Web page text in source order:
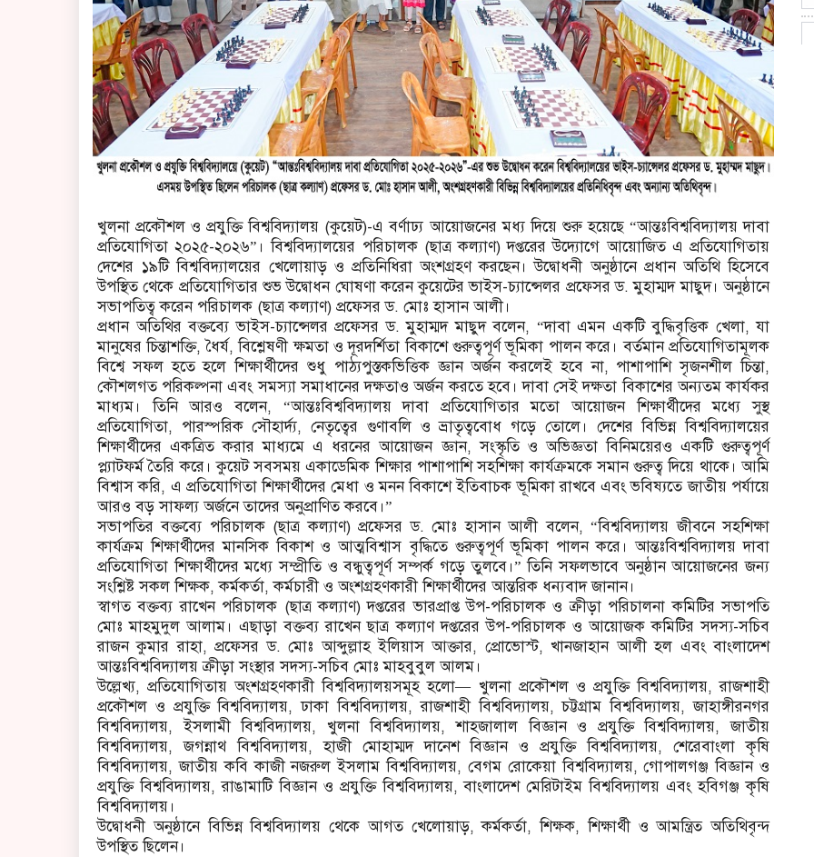
খুলনা প্রকৌশল ও প্রযুক্তি বিশ্ববিদ্যালয় (কুয়েট)-এ বর্ণাঢ্য আয়োজনের মধ্য দিয়ে শুরু হয়েছে “আন্তঃবিশ্ববিদ্যালয় দাবা
প্রতিযোগিতা ২০২৫-২০২৬”। বিশ্ববিদ্যালয়ের পরিচালক (ছাত্র কল্যাণ) দপ্তরের উদ্যোগে আয়োজিত এ প্রতিযোগিতায়
দেশের ১৯টি বিশ্ববিদ্যালয়ের খেলোয়াড় ও প্রতিনিধিরা অংশগ্রহণ করছেন। উদ্বোধনী অনুষ্ঠানে প্রধান অতিথি হিসেবে
উপস্থিত থেকে প্রতিযোগিতার শুভ উদ্বোধন ঘোষণা করেন কুয়েটের ভাইস-চ্যান্সেলর প্রফেসর ড. মুহাম্মদ মাছুদ। অনুষ্ঠানে
সভাপতিত্ব করেন পরিচালক (ছাত্র কল্যাণ) প্রফেসর ড. মোঃ হাসান আলী।
প্রধান অতিথির বক্তব্যে ভাইস-চ্যান্সেলর প্রফেসর ড. মুহাম্মদ মাছুদ বলেন, “দাবা এমন একটি বুদ্ধিবৃত্তিক খেলা, যা
মানুষের চিন্তাশক্তি, ধৈর্য, বিশ্লেষণী ক্ষমতা ও দূরদর্শিতা বিকাশে গুরুত্বপূর্ণ ভূমিকা পালন করে। বর্তমান প্রতিযোগিতামূলক
বিশ্বে সফল হতে হলে শিক্ষার্থীদের শুধু পাঠ্যপুস্তকভিত্তিক জ্ঞান অর্জন করলেই হবে না, পাশাপাশি সৃজনশীল চিন্তা,
কৌশলগত পরিকল্পনা এবং সমস্যা সমাধানের দক্ষতাও অর্জন করতে হবে। দাবা সেই দক্ষতা বিকাশের অন্যতম কার্যকর
মাধ্যম। তিনি আরও বলেন, “আন্তঃবিশ্ববিদ্যালয় দাবা প্রতিযোগিতার মতো আয়োজন শিক্ষার্থীদের মধ্যে সুস্থ
প্রতিযোগিতা, পারস্পরিক সৌহার্দ্য, নেতৃত্বের গুণাবলি ও ভ্রাতৃত্ববোধ গড়ে তোলে। দেশের বিভিন্ন বিশ্ববিদ্যালয়ের
শিক্ষার্থীদের একত্রিত করার মাধ্যমে এ ধরনের আয়োজন জ্ঞান, সংস্কৃতি ও অভিজ্ঞতা বিনিময়েরও একটি গুরুত্বপূর্ণ
প্ল্যাটফর্ম তৈরি করে। কুয়েট সবসময় একাডেমিক শিক্ষার পাশাপাশি সহশিক্ষা কার্যক্রমকে সমান গুরুত্ব দিয়ে থাকে। আমি
বিশ্বাস করি, এ প্রতিযোগিতা শিক্ষার্থীদের মেধা ও মনন বিকাশে ইতিবাচক ভূমিকা রাখবে এবং ভবিষ্যতে জাতীয় পর্যায়ে
আরও বড় সাফল্য অর্জনে তাদের অনুপ্রাণিত করবে।”
সভাপতির বক্তব্যে পরিচালক (ছাত্র কল্যাণ) প্রফেসর ড. মোঃ হাসান আলী বলেন, “বিশ্ববিদ্যালয় জীবনে সহশিক্ষা
কার্যক্রম শিক্ষার্থীদের মানসিক বিকাশ ও আত্মবিশ্বাস বৃদ্ধিতে গুরুত্বপূর্ণ ভূমিকা পালন করে। আন্তঃবিশ্ববিদ্যালয় দাবা
প্রতিযোগিতা শিক্ষার্থীদের মধ্যে সম্প্রীতি ও বন্ধুত্বপূর্ণ সম্পর্ক গড়ে তুলবে।” তিনি সফলভাবে অনুষ্ঠান আয়োজনের জন্য
সংশ্লিষ্ট সকল শিক্ষক, কর্মকর্তা, কর্মচারী ও অংশগ্রহণকারী শিক্ষার্থীদের আন্তরিক ধন্যবাদ জানান।
স্বাগত বক্তব্য রাখেন পরিচালক (ছাত্র কল্যাণ) দপ্তরের ভারপ্রাপ্ত উপ-পরিচালক ও ক্রীড়া পরিচালনা কমিটির সভাপতি
মোঃ মাহমুদুল আলাম। এছাড়া বক্তব্য রাখেন ছাত্র কল্যাণ দপ্তরের উপ-পরিচালক ও আয়োজক কমিটির সদস্য-সচিব
রাজন কুমার রাহা, প্রফেসর ড. মোঃ আব্দুল্লাহ ইলিয়াস আক্তার, প্রোভোস্ট, খানজাহান আলী হল এবং বাংলাদেশ
আন্তঃবিশ্ববিদ্যালয় ক্রীড়া সংস্থার সদস্য-সচিব মোঃ মাহবুবুল আলম।
উল্লেখ্য, প্রতিযোগিতায় অংশগ্রহণকারী বিশ্ববিদ্যালয়সমূহ হলো— খুলনা প্রকৌশল ও প্রযুক্তি বিশ্ববিদ্যালয়, রাজশাহী
প্রকৌশল ও প্রযুক্তি বিশ্ববিদ্যালয়, ঢাকা বিশ্ববিদ্যালয়, রাজশাহী বিশ্ববিদ্যালয়, চট্টগ্রাম বিশ্ববিদ্যালয়, জাহাঙ্গীরনগর
বিশ্ববিদ্যালয়, ইসলামী বিশ্ববিদ্যালয়, খুলনা বিশ্ববিদ্যালয়, শাহজালাল বিজ্ঞান ও প্রযুক্তি বিশ্ববিদ্যালয়, জাতীয়
বিশ্ববিদ্যালয়, জগন্নাথ বিশ্ববিদ্যালয়, হাজী মোহাম্মদ দানেশ বিজ্ঞান ও প্রযুক্তি বিশ্ববিদ্যালয়, শেরেবাংলা কৃষি
বিশ্ববিদ্যালয়, জাতীয় কবি কাজী নজরুল ইসলাম বিশ্ববিদ্যালয়, বেগম রোকেয়া বিশ্ববিদ্যালয়, গোপালগঞ্জ বিজ্ঞান ও
প্রযুক্তি বিশ্ববিদ্যালয়, রাঙামাটি বিজ্ঞান ও প্রযুক্তি বিশ্ববিদ্যালয়, বাংলাদেশ মেরিটাইম বিশ্ববিদ্যালয় এবং হবিগঞ্জ কৃষি
বিশ্ববিদ্যালয়।
উদ্বোধনী অনুষ্ঠানে বিভিন্ন বিশ্ববিদ্যালয় থেকে আগত খেলোয়াড়, কর্মকর্তা, শিক্ষক, শিক্ষার্থী ও আমন্ত্রিত অতিথিবৃন্দ
উপস্থিত ছিলেন।